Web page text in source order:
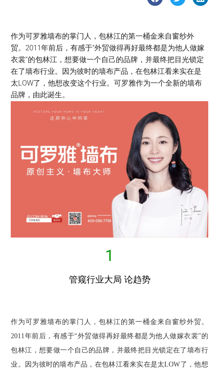
作为可罗雅墙布的掌门人，包林江的第一桶金来自窗纱外
贸。2011年前后，有感于“外贸做得再好最终都是为他人做嫁
衣裳”的包林江，想要做一个自己的品牌，并最终把目光锁定
在了墙布行业。因为彼时的墙布产品，在包林江看来实在是
太LOW了，他想改变这个行业。可罗雅作为一个全新的墙布
品牌，由此诞生。
1
管窥行业大局 论趋势
作为可罗雅墙布的掌门人，包林江的第一桶金来自窗纱外贸。
2011年前后，有感于“外贸做得再好最终都是为他人做嫁衣裳”的
包林江，想要做一个自己的品牌，并最终把目光锁定在了墙布行
业。因为彼时的墙布产品，在包林江看来实在是太LOW了，他想